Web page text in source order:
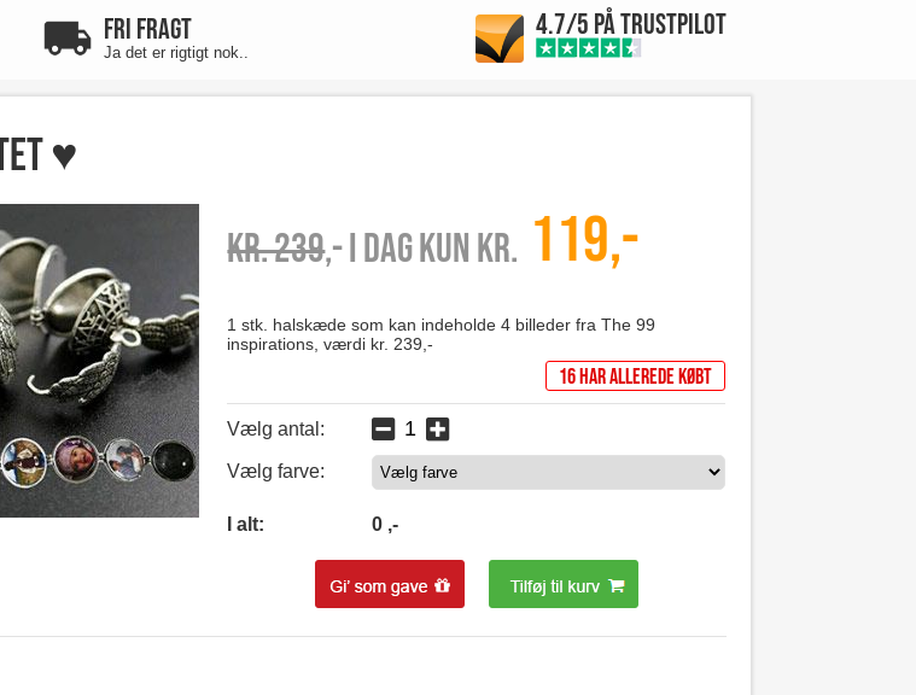
FRI FRAGT
Ja det er rigtigt nok..
4.7/5 PÅ TRUSTPILOT
♥
Kr. 239,- I dag kun kr. 119,-
1 stk. halskæde som kan indeholde 4 billeder fra The 99
inspirations, værdi kr. 239,-
16 har allerede købt
Vælg antal:
Vælg farve:
I alt: 0 ,-